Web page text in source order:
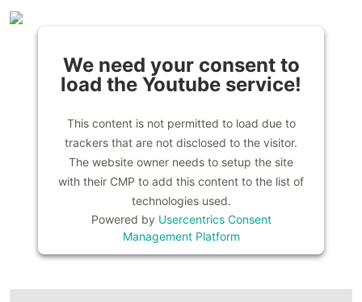
We need your consent to
load the Youtube service!
This content is not permitted to load due to
trackers that are not disclosed to the visitor.
The website owner needs to setup the site
with their CMP to add this content to the list of
technologies used.
Powered by Usercentrics Consent
Management Platform